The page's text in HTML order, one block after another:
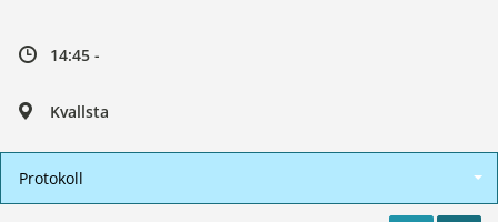
14:45 -
Kvallsta
Protokoll